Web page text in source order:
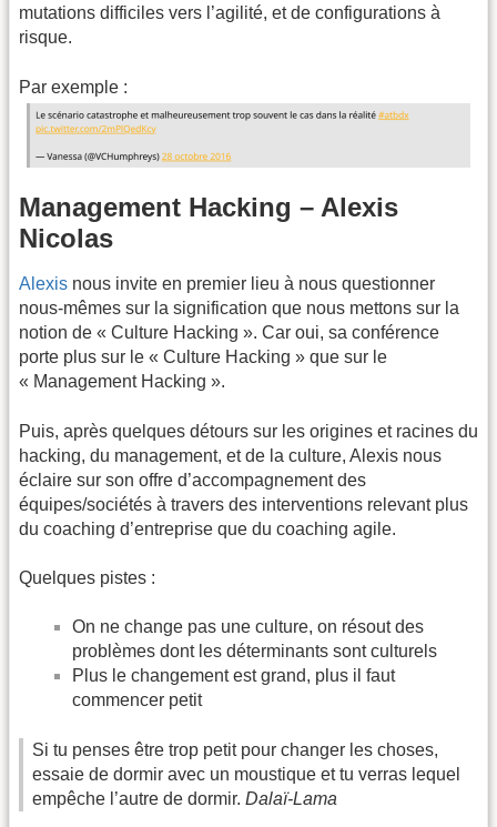
mutations difficiles vers l’agilité, et de configurations à
risque.
Par exemple :
Management Hacking – Alexis
Nicolas
Alexis nous invite en premier lieu à nous questionner
nous-mêmes sur la signification que nous mettons sur la
notion de « Culture Hacking ». Car oui, sa conférence
porte plus sur le « Culture Hacking » que sur le
« Management Hacking ».
Puis, après quelques détours sur les origines et racines du
hacking, du management, et de la culture, Alexis nous
éclaire sur son offre d’accompagnement des
équipes/sociétés à travers des interventions relevant plus
du coaching d’entreprise que du coaching agile.
Quelques pistes :
On ne change pas une culture, on résout des
problèmes dont les déterminants sont culturels
Plus le changement est grand, plus il faut
commencer petit
Si tu penses être trop petit pour changer les choses,
essaie de dormir avec un moustique et tu verras lequel
empêche l’autre de dormir. Dalaï-Lama